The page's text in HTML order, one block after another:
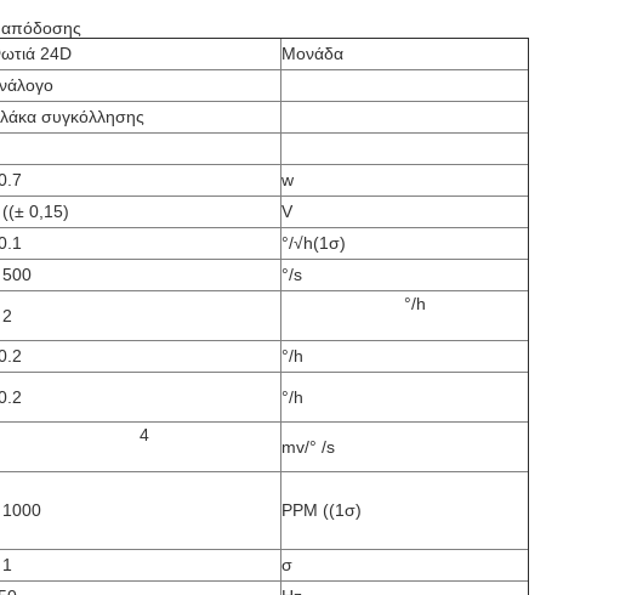
απόδοσης
24D
Μονάδα
συγκόλλησης
w
0,15)
V
°/√h(1σ)
°/s
°/h
°/h
°/h
4
mv/° /s
PPM ((1σ)
σ